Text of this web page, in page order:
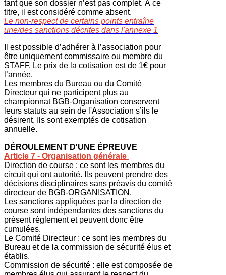
tant que son dossier n’est pas complet. À ce
titre, il est considéré comme absent.
Le non-respect de certains points entraîne
une/des sanctions décrites dans l'annexe 1
Il est possible d’adhérer à l’association pour
être uniquement commissaire ou membre du
STAFF. Le prix de la cotisation est de 1€ pour
l’année.
Les membres du Bureau ou du Comité
Directeur qui ne participent plus au
championnat BGB-Organisation conservent
leurs statuts au sein de l'Association s’ils le
désirent. Ils sont exemptés de cotisation
annuelle.
DÉROULEMENT D'UNE ÉPREUVE
Article 7 - Organisation générale
Direction de course : ce sont les membres du
circuit qui ont autorité. Ils peuvent prendre des
décisions disciplinaires sans préavis du comité
directeur de BGB-ORGANISATION.
Les sanctions appliquées par la direction de
course sont indépendantes des sanctions du
présent règlement et peuvent donc être
cumulées.
Le Comité Directeur : ce sont les membres du
Bureau et de la commission de sécurité élus et
établis.
Commission de sécurité : elle est composée de